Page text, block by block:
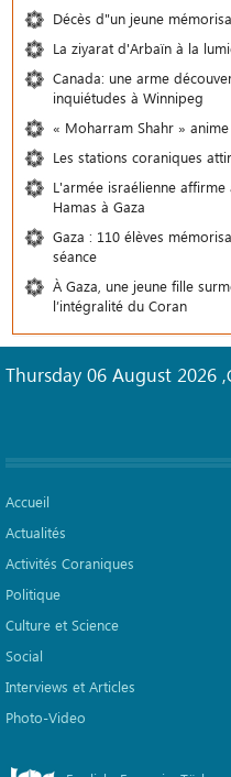
Décès d"un jeune
La ziyarat d'Arbaïn à la
Canada: une arme
inquiétudes à Winnipeg
« Moharram Shahr »
Les stations coraniques
L'armée israélienne
Hamas à Gaza
Gaza : 110 élèves
séance
À Gaza, une jeune fille
l’intégralité du Coran
Thursday 06 August 2026 ,
Accueil
Actualités
Activités Coraniques
Politique
Culture et Science
Social
Interviews et Articles
Photo-Video